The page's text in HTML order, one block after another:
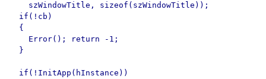
    szWindowTitle, sizeof(szWindowTitle));
  if(!cb)
  {
    Error(); return -1;
  }
  if(!InitApp(hInstance))